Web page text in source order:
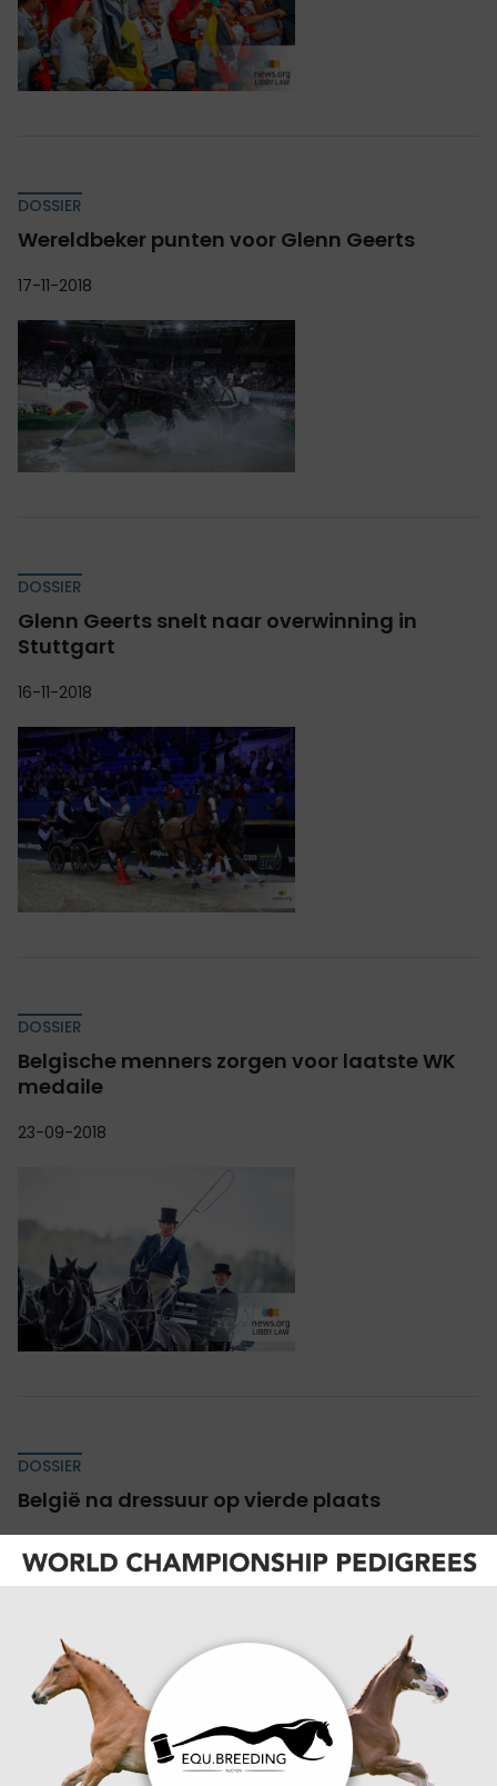
DOSSIER
Wereldbeker punten voor Glenn Geerts
17-11-2018
DOSSIER
Glenn Geerts snelt naar overwinning in
Stuttgart
16-11-2018
DOSSIER
Belgische menners zorgen voor laatste WK
medaile
23-09-2018
DOSSIER
België na dressuur op vierde plaats